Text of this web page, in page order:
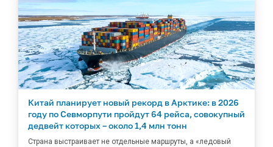
Китай планирует новый рекорд в Арктике: в 2026
году по Севморпути пройдут 64 рейса, совокупный
дедвейт которых – около 1,4 млн тонн
Страна выстраивает не отдельные маршруты, а «ледовый